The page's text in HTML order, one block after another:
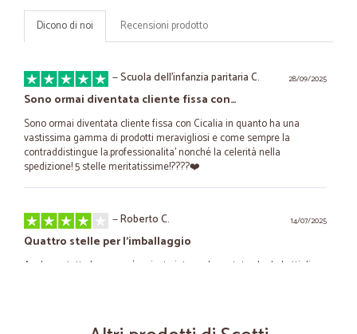
Dicono di noi Recensioni prodotto
28/09/2025
—Scuola dell'infanzia paritaria C.
Sono ormai diventata cliente fissa con…
Sono ormai diventata cliente fissa con Cicalia in quanto ha una
vastissima gamma di prodotti meravigliosi e come sempre la
contraddistingue la.professionalita' nonché la celerità nella
spedizione! 5 stelle meritatissime!????❤️
14/07/2025
—Roberto C.
Quattro stelle per l'imballaggio
Anche se tutta la merce è arrivata integra ho notato che le bottiglie
nuovo da voi. Alla prossima. Grazie.